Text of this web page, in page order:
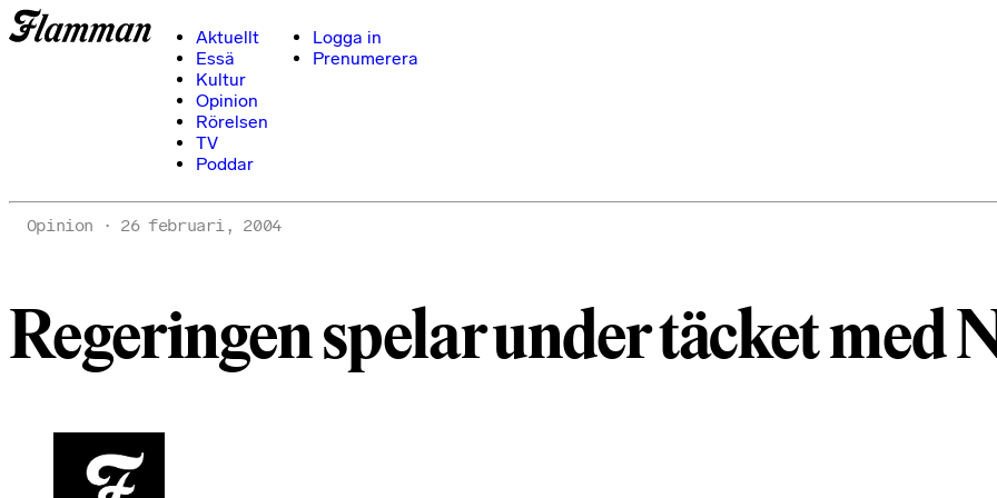
Aktuellt
Essä
Kultur
Opinion
Rörelsen
TV
Poddar
Logga in
Prenumerera
Opinion 26 februari, 2004
Regeringen spelar under täcket med